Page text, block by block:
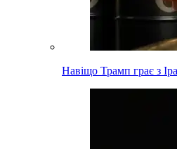
Навіщо Трамп грає з